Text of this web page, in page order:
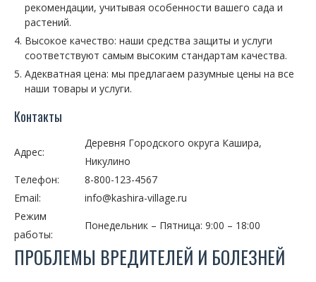
рекомендации, учитывая особенности вашего сада и
растений.
Высокое качество: наши средства защиты и услуги
соответствуют самым высоким стандартам качества.
Адекватная цена: мы предлагаем разумные цены на все
наши товары и услуги.
Контакты
Адрес:
Деревня Городского округа Кашира,
Никулино
Телефон:
8-800-123-4567
Email:
info@kashira-village.ru
Режим
работы:
Понедельник – Пятница: 9:00 – 18:00
ПРОБЛЕМЫ ВРЕДИТЕЛЕЙ И БОЛЕЗНЕЙ